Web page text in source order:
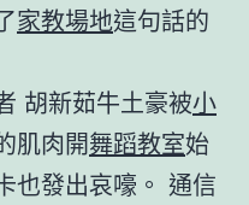
家教場地這句話的
胡新茹牛土豪被小
肌肉開舞蹈教室始
也發出哀嚎。 通信